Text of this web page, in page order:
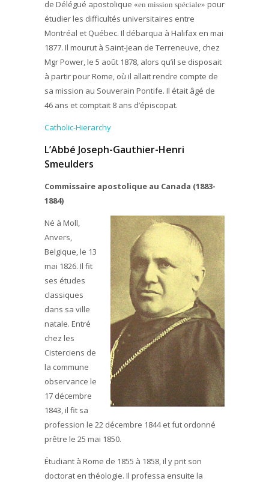
de Délégué apostolique «en mission spéciale» pour
étudier les difficultés universitaires entre
Montréal et Québec. Il débarqua à Halifax en mai
1877. Il mourut à Saint-Jean de Terreneuve, chez
Mgr Power, le 5 août 1878, alors qu’il se disposait
à partir pour Rome, où il allait rendre compte de
sa mission au Souverain Pontife. Il était âgé de
46 ans et comptait 8 ans d’épiscopat.
Catholic-Hierarchy
L’Abbé Joseph-Gauthier-Henri
Smeulders
Commissaire apostolique au Canada (1883-
1884)
Né à Moll,
Anvers,
Belgique, le 13
mai 1826. Il fit
ses études
classiques
dans sa ville
natale. Entré
chez les
Cisterciens de
la commune
observance le
17 décembre
1843, il fit sa
profession le 22 décembre 1844 et fut ordonné
prêtre le 25 mai 1850.
Étudiant à Rome de 1855 à 1858, il y prit son
doctorat en théologie. Il professa ensuite la